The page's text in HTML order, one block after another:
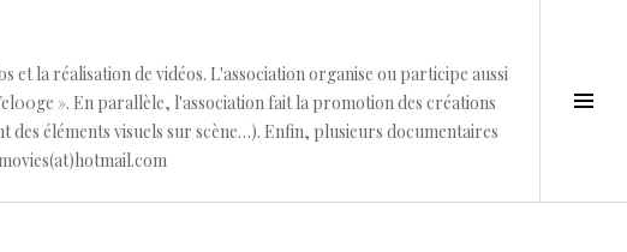
la réalisation de vidéos. L'association organise ou participe aussi
». En parallèle, l'association fait la promotion des créations
éléments visuels sur scène…). Enfin, plusieurs documentaires